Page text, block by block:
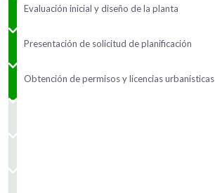
Evaluación inicial y diseño de la planta
Presentación de solicitud de planificación
Obtención de permisos y licencias urbanísticas